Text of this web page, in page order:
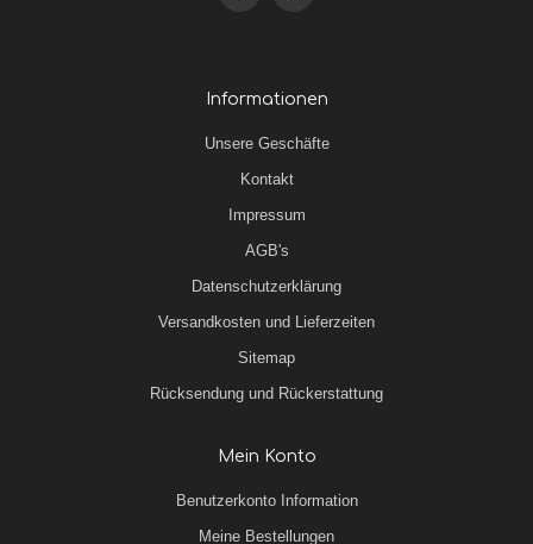
Informationen
Unsere Geschäfte
Kontakt
Impressum
AGB's
Datenschutzerklärung
Versandkosten und Lieferzeiten
Sitemap
Rücksendung und Rückerstattung
Mein Konto
Benutzerkonto Information
Meine Bestellungen